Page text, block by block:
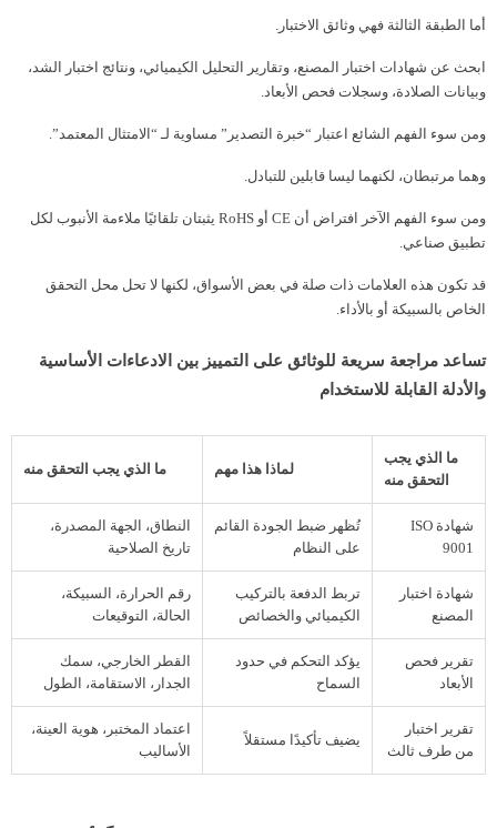
أما الطبقة الثالثة فهي وثائق الاختبار.
ابحث عن شهادات اختبار المصنع، وتقارير التحليل الكيميائي، ونتائج اختبار الشد،
وبيانات الصلادة، وسجلات فحص الأبعاد.
ومن سوء الفهم الشائع اعتبار “خبرة التصدير” مساوية لـ “الامتثال المعتمد”.
وهما مرتبطان، لكنهما ليسا قابلين للتبادل.
ومن سوء الفهم الآخر افتراض أن CE أو RoHS يثبتان تلقائيًا ملاءمة الأنبوب لكل
تطبيق صناعي.
قد تكون هذه العلامات ذات صلة في بعض الأسواق، لكنها لا تحل محل التحقق
الخاص بالسبيكة أو بالأداء.
تساعد مراجعة سريعة للوثائق على التمييز بين الادعاءات الأساسية
والأدلة القابلة للاستخدام
ما الذي يجب
التحقق منه
لماذا هذا مهم ما الذي يجب التحقق منه
شهادة ISO
9001
تُظهر ضبط الجودة القائم
على النظام
النطاق، الجهة المصدرة،
تاريخ الصلاحية
شهادة اختبار
المصنع
تربط الدفعة بالتركيب
الكيميائي والخصائص
رقم الحرارة، السبيكة،
الحالة، التوقيعات
تقرير فحص
الأبعاد
يؤكد التحكم في حدود
السماح
القطر الخارجي، سمك
الجدار، الاستقامة، الطول
تقرير اختبار
من طرف ثالث
يضيف تأكيدًا مستقلاً
اعتماد المختبر، هوية العينة،
الأساليب